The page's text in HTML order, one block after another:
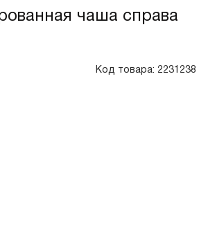
Код товара: 2231238
чаша справа